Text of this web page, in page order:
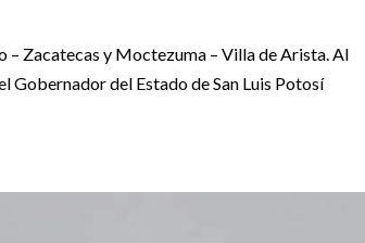
– Zacatecas y Moctezuma – Villa de Arista. Al
Gobernador del Estado de San Luis Potosí